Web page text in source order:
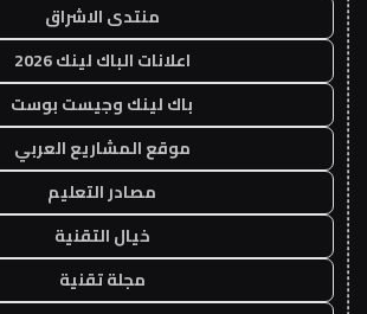
منتدى الاشراق
اعلانات الباك لينك 2026
باك لينك وجيست بوست
موقع المشاريع العربي
مصادر التعليم
خيال التقنية
مجلة تقنية